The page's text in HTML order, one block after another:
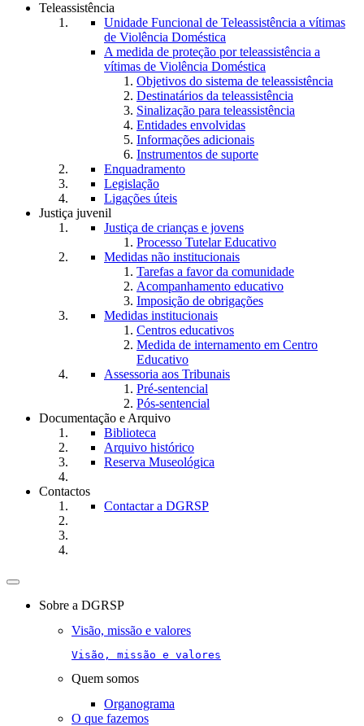
Teleassistência
Unidade Funcional de Teleassistência a vítimas
de Violência Doméstica
A medida de proteção por teleassistência a
vítimas de Violência Doméstica
Objetivos do sistema de teleassistência
Destinatários da teleassistência
Sinalização para teleassistência
Entidades envolvidas
Informações adicionais
Instrumentos de suporte
Enquadramento
Legislação
Ligações úteis
Justiça juvenil
Justiça de crianças e jovens
Processo Tutelar Educativo
Medidas não institucionais
Tarefas a favor da comunidade
Acompanhamento educativo
Imposição de obrigações
Medidas institucionais
Centros educativos
Medida de internamento em Centro
Educativo
Assessoria aos Tribunais
Pré-sentencial
Pós-sentencial
Documentação e Arquivo
Biblioteca
Arquivo histórico
Reserva Museológica
Contactos
Contactar a DGRSP
Toggle
navigationSobre a DGRSP
Visão, missão e valores
Visão, missão e valores
Quem somos
Organograma
O que fazemos